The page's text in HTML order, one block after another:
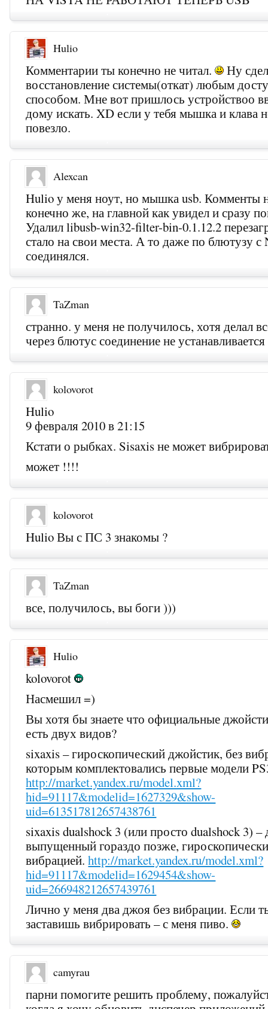
Hulio
Комментарии ты конечно не читал.
Ну
восстановление системы(откат) любым
способом. Мне вот пришлось устройствоо
дому искать. XD если у тебя мышка и клава
повезло.
Alexcan
Hulio у меня ноут, но мышка usb. Комменты
конечно же, на главной как увидел и сразу
Удалил libusb-win32-filter-bin-0.1.12.2
стало на свои места. А то даже по блютузу с
соединялся.
TaZman
странно. у меня не получилось, хотя делал
через блютус соединение не
kolovorot
Hulio
9 февраля 2010 в 21:15
Кстати о рыбках. Sisaxis не может
может !!!!
kolovorot
Hulio Вы с ПС 3 знакомы ?
TaZman
все, получилось, вы боги )))
Hulio
kolovorot
Насмешил =)
Вы хотя бы знаете что официальные
есть двух видов?
sixaxis – гироскопический джойстик, без
которым комплектовались первые модели
http://market.yandex.ru/model.xml?
hid=91117&modelid=1627329&show-
uid=613517812657438761
sixaxis dualshock 3 (или просто dualshock 3)
выпущенный гораздо позже,
вибрацией.http://market.yandex.ru/model.xml?
hid=91117&modelid=1629454&show-
uid=266948212657439761
Лично у меня два джоя без вибрации. Если
заставишь вибрировать – с меня пиво.
camyrau
парни помогите решить проблему,